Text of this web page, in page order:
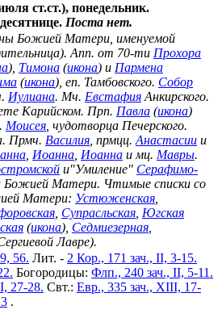
ст.ст.), понедельник.
Поста нет.
Божией Матери, именуемой
Апп. от 70-ти Прохора
), Тимона (икона) и Пармена
(икона), еп. Тамбовского. Собор
Иулиана. Мч. Евстафия Анкирского.
Карийском. Прп. Павла (икона)
Моисея , чудотворца Печерского.
Прмч. Василия , прмцц. Анастасии и
Иоанна Иоанна и мц. Мавры.
и"Умиление" Серафимо-
Божией Матери. Чтимые списки со
Матери: Устюженская
Супрасльская Югская
(икона), Седмиезерная
Лавре).
56. Лит. - 2 Кор., 171 зач., II, 3-15.
Богородицы: Флп., 240 зач., II, 5-11.
27-28. Свт.: Евр., 335 зач., XIII, 17-
.